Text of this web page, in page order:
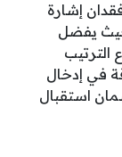
إشارة
حيث يفضل
الترتيب
في إدخال
استقبال